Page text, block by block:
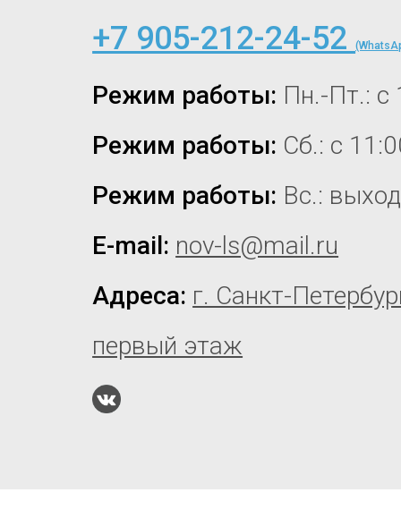
+7 905-212-24-52
Режим работы: Пн.-Пт.: с
Режим работы: Сб.: с
Режим работы: Вс.:
E-mail: nov-ls@mail.ru
Адреса: г. Санкт-
первый этаж